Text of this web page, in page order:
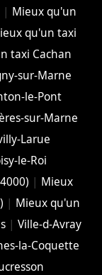
| Mieux qu'un
qu'un taxi
taxi Cachan
sur-Marne
le-Pont
sur-Marne
Larue
le-Roi
| Mieux
| Mieux qu'un
| Ville-d-Avray
la-Coquette